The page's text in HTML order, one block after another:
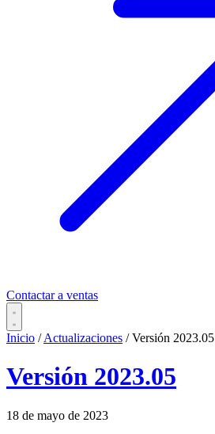
Contactar a ventas
Inicio / Actualizaciones / Versión 2023.05
Versión 2023.05
18 de mayo de 2023